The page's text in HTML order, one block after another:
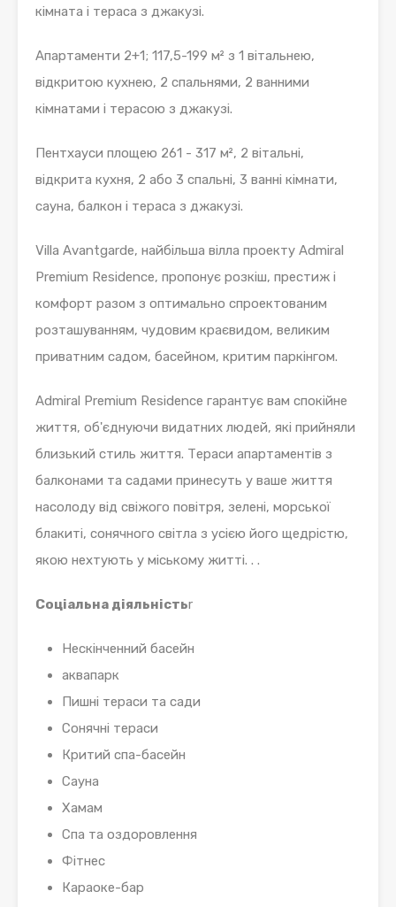
кімната і тераса з джакузі.
Апартаменти 2+1; 117,5-199 м² з 1 вітальнею,
відкритою кухнею, 2 спальнями, 2 ванними
кімнатами і терасою з джакузі.
Пентхауси площею 261 - 317 м², 2 вітальні,
відкрита кухня, 2 або 3 спальні, 3 ванні кімнати,
сауна, балкон і тераса з джакузі.
Villa Avantgarde, найбільша вілла проекту Admiral
Premium Residence, пропонує розкіш, престиж і
комфорт разом з оптимально спроектованим
розташуванням, чудовим краєвидом, великим
приватним садом, басейном, критим паркінгом.
Admiral Premium Residence гарантує вам спокійне
життя, об'єднуючи видатних людей, які прийняли
близький стиль життя. Тераси апартаментів з
балконами та садами принесуть у ваше життя
насолоду від свіжого повітря, зелені, морської
блакиті, сонячного світла з усією його щедрістю,
якою нехтують у міському житті. . .
Соціальна діяльністьr
Нескінченний басейн
аквапарк
Пишні тераси та сади
Сонячні тераси
Критий спа-басейн
Сауна
Хамам
Спа та оздоровлення
Фітнес
Караоке-бар